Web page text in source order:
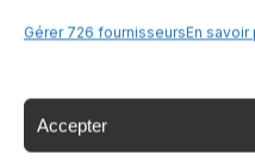
Gérer 726 fournisseursEn savoir
Accepter
Tutte le Regioni →